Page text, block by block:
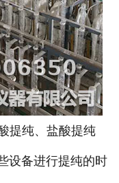
联系我们
提纯、盐酸提纯
设备进行提纯的时